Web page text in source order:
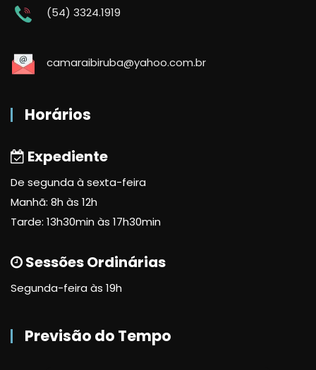
(54) 3324.1919
camaraibiruba@yahoo.com.br
Horários
Expediente
De segunda à sexta-feira
Manhã: 8h às 12h
Tarde: 13h30min às 17h30min
Sessões Ordinárias
Segunda-feira às 19h
Previsão do Tempo